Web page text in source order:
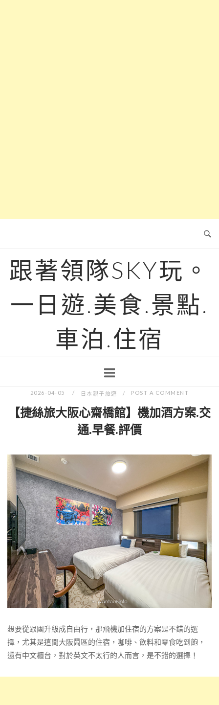
跟著領隊SKY玩。
一日遊.美食.景點.
車泊.住宿
2026-04-05 日本親子旅遊 POST A COMMENT
【捷絲旅大阪心齋橋館】機加酒方案.交
通.早餐.評價
想要從跟團升級成自由行，那飛機加住宿的方案是不錯的選
擇，尤其是這間大阪鬧區的住宿，咖啡、飲料和零食吃到飽，
還有中文櫃台，對於英文不太行的人而言，是不錯的選擇！